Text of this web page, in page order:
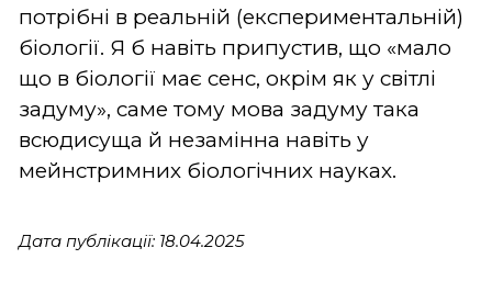
потрібні в реальній (експериментальній)
біології. Я б навіть припустив, що «мало
що в біології має сенс, окрім як у світлі
задуму», саме тому мова задуму така
всюдисуща й незамінна навіть у
мейнстримних біологічних науках.
Дата публікації: 18.04.2025